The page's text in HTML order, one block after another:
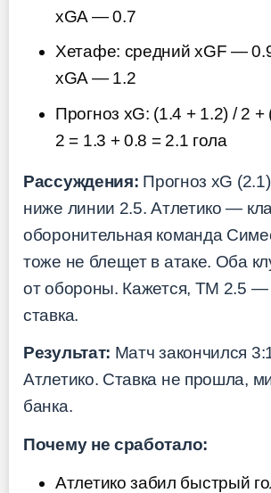
xGA — 0.7
Хетафе: средний xGF —
xGA — 1.2
Прогноз xG: (1.4 + 1.2) / 2 +
2 = 1.3 + 0.8 = 2.1 гола
Рассуждения: Прогноз xG
ниже линии 2.5. Атлетико —
оборонительная команда
тоже не блещет в атаке. Оба
от обороны. Кажется, ТМ 2.5 —
ставка.
Результат: Матч закончился
Атлетико. Ставка не прошла,
банка.
Почему не сработало:
Атлетико забил быстрый